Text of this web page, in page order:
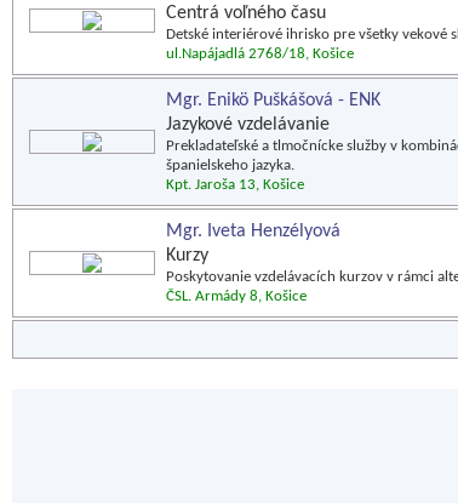
Centrá voľného času
Detské interiérové ihrisko pre všetky vekové
ul.Napájadlá 2768/18, Košice
Mgr. Enikö Puškášová - ENK
Jazykové vzdelávanie
Prekladateľské a tlmočnícke služby v
španielskeho jazyka.
Kpt. Jaroša 13, Košice
Mgr. Iveta Henzélyová
Kurzy
Poskytovanie vzdelávacích kurzov v rámci
ČSL. Armády 8, Košice